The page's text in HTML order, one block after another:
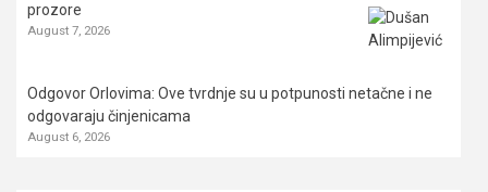
prozore
August 7, 2026
Odgovor Orlovima: ​Ove tvrdnje su u potpunosti netačne i ne
odgovaraju činjenicama
August 6, 2026